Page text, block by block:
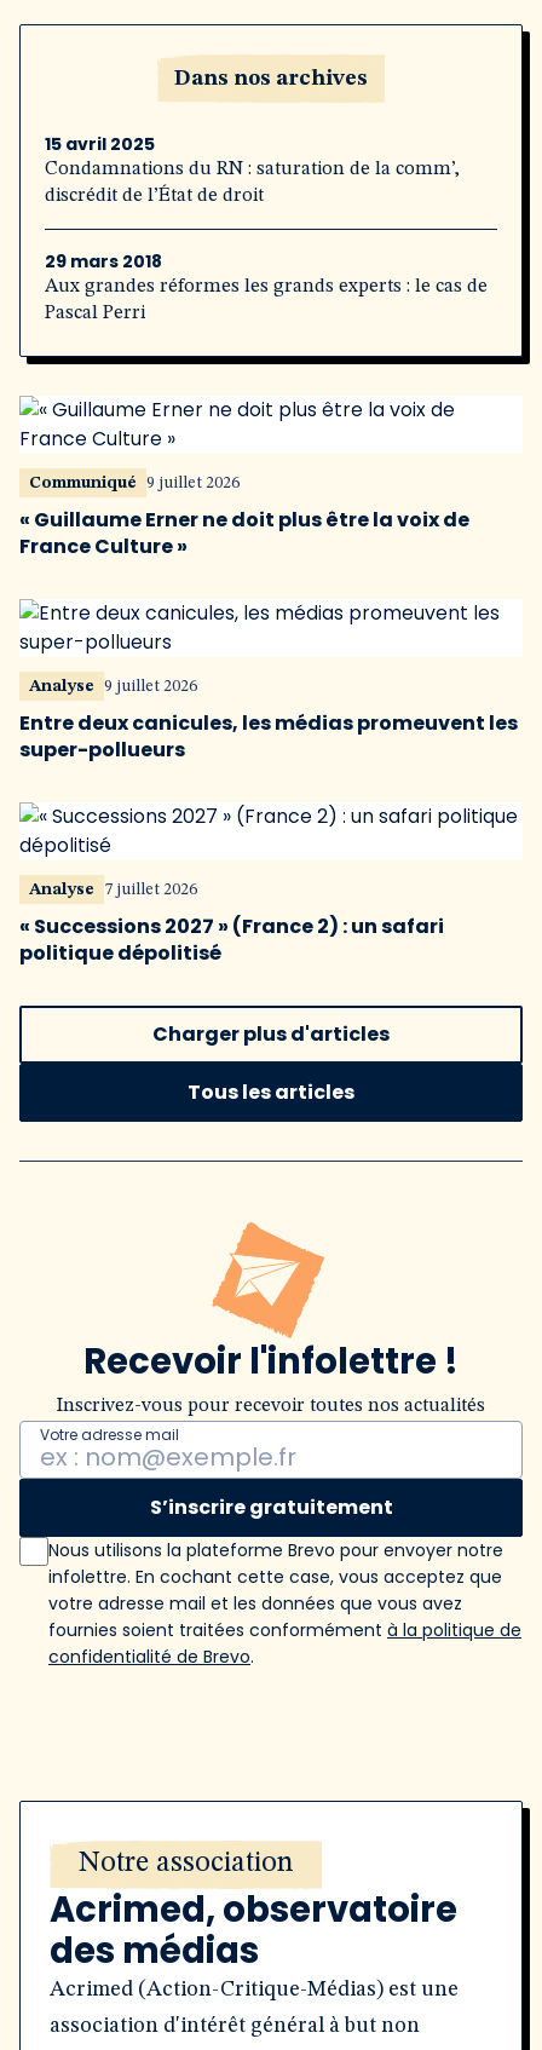
Dans nos archives
15 avril 2025
Condamnations du RN : saturation de la comm’,
discrédit de l’État de droit
29 mars 2018
Aux grandes réformes les grands experts : le cas de
Pascal Perri
Communiqué 9 juillet 2026
« Guillaume Erner ne doit plus être la voix de
France Culture »
Analyse 9 juillet 2026
Entre deux canicules, les médias promeuvent les
super-pollueurs
Analyse 7 juillet 2026
« Successions 2027 » (France 2) : un safari
politique dépolitisé
Charger plus d'articles
Tous les articles
Recevoir l'infolettre !
Inscrivez-vous pour recevoir toutes nos actualités
Votre adresse mail
S’inscrire gratuitement
Nous utilisons la plateforme Brevo pour envoyer notre
infolettre. En cochant cette case, vous acceptez que
votre adresse mail et les données que vous avez
fournies soient traitées conformément à la politique de
confidentialité de Brevo.
Notre association
Acrimed, observatoire
des médias
Acrimed (Action-Critique-Médias) est une
association d'intérêt général à but non